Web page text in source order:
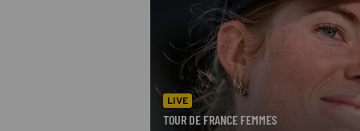
LIVE
TOUR DE FRANCE FEMMES